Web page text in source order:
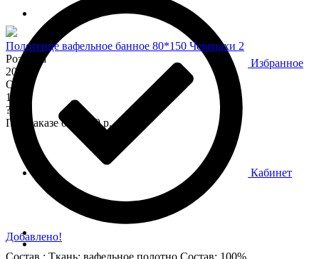
Добавлено!
Состав : Ткань: вафельное полотно Состав: 100%
Полотенце вафельное банное 80*150 Черепахи 2
Розница
200
Опт
170
?
При заказе от 7 000 р.
Избранное
Кабинет